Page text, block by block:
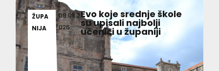
ŽUPA
NIJA
09.08.2
026
Evo koje srednje škole
su upisali najbolji
učenici u županiji